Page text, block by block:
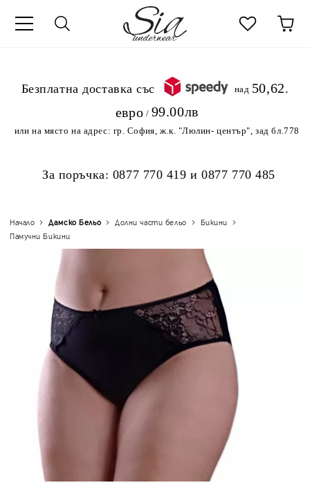
.Безплатна доставка със
над 50,62
евро / 99.00лв
или на място на адрес: гр. София, ж.к. "Люлин- център", зад бл.778
За поръчка: 0877 770 419 и0877 770 485
Начало Дамско Бельо Долни части бельо
Бикини
Памучни Бикини